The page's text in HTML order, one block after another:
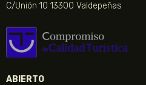
C/Unión 10 13300 Valdepeñas
ABIERTO